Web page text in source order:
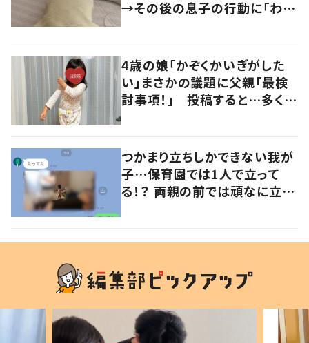
→その後の息子の行動に「わか
4歳の娘「かぞくかいぎがした
い」まさかの議題に父親「最検
討事項！」 投稿すると…多くの
つかまり立ちしかできない我が
子…保育園では1人で立って
る！？ 両親の前では頑なに立た